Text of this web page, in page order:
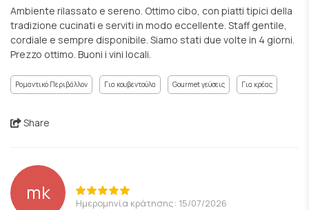
Ambiente rilassato e sereno. Ottimo cibo, con piatti tipici della
tradizione cucinati e serviti in modo eccellente. Staff gentile,
cordiale e sempre disponibile. Siamo stati due volte in 4 giorni.
Prezzo ottimo. Buoni i vini locali.
Ρομαντικό Περιβάλλον Για κουβεντούλα Gourmet γεύσεις Για κρέας
Share
mk Ημερομηνία κράτησης: 15/07/2026